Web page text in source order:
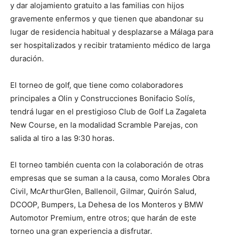
y dar alojamiento gratuito a las familias con hijos
gravemente enfermos y que tienen que abandonar su
lugar de residencia habitual y desplazarse a Málaga para
ser hospitalizados y recibir tratamiento médico de larga
duración.
El torneo de golf, que tiene como colaboradores
principales a Olin y Construcciones Bonifacio Solís,
tendrá lugar en el prestigioso Club de Golf La Zagaleta
New Course, en la modalidad Scramble Parejas, con
salida al tiro a las 9:30 horas.
El torneo también cuenta con la colaboración de otras
empresas que se suman a la causa, como Morales Obra
Civil, McArthurGlen, Ballenoil, Gilmar, Quirón Salud,
DCOOP, Bumpers, La Dehesa de los Monteros y BMW
Automotor Premium, entre otros; que harán de este
torneo una gran experiencia a disfrutar.